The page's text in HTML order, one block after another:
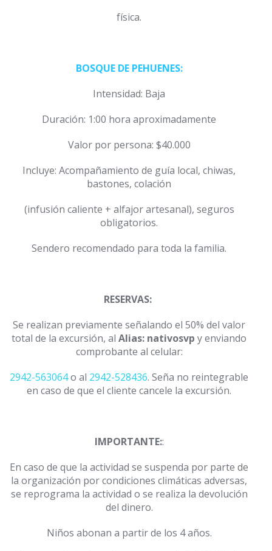
física.
BOSQUE DE PEHUENES:
Intensidad: Baja
Duración: 1:00 hora aproximadamente
Valor por persona: $40.000
Incluye: Acompañamiento de guía local, chiwas,
bastones, colación
(infusión caliente + alfajor artesanal), seguros
obligatorios.
Sendero recomendado para toda la familia.
RESERVAS:
Se realizan previamente señalando el 50% del valor
total de la excursión, alAlias: nativosvp y enviando
comprobante al celular:
2942-563064o al 2942-528436. Seña no reintegrable
en caso de que elcliente cancele la excursión.
IMPORTANTE::
En caso de que la actividad se suspenda por parte de
la organización por condiciones climáticas adversas,
se reprograma la actividad o se realiza la devolución
del dinero.
Niños abonan a partir de los 4 años.